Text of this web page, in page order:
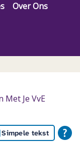
Over Ons
Met Je VvE
Simpele tekst